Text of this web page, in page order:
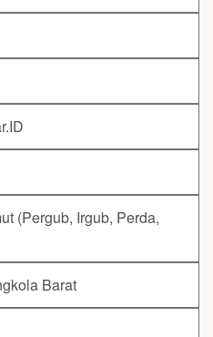
(Pergub, Irgub, Perda,
Barat